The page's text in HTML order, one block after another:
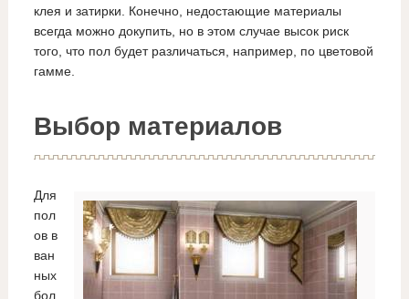
клея и затирки. Конечно, недостающие материалы
всегда можно докупить, но в этом случае высок риск
того, что пол будет различаться, например, по цветовой
гамме.
Выбор материалов
Для
пол
ов в
ван
ных
бол